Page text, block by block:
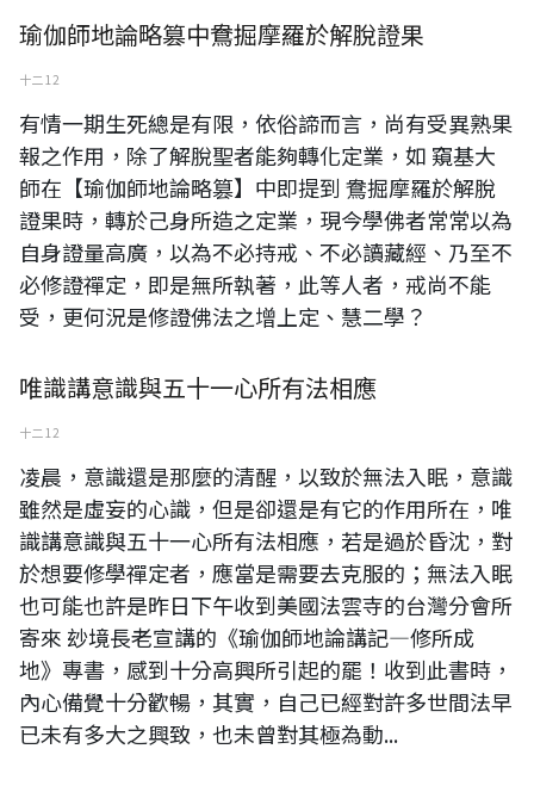
瑜伽師地論略篡中鴦掘摩羅於解脫證果
十二 12
有情一期生死總是有限，依俗諦而言，尚有受異熟果
報之作用，除了解脫聖者能夠轉化定業，如 窺基大
師在【瑜伽師地論略篡】中即提到 鴦掘摩羅於解脫
證果時，轉於己身所造之定業，現今學佛者常常以為
自身證量高廣，以為不必持戒、不必讀藏經、乃至不
必修證禪定，即是無所執著，此等人者，戒尚不能
受，更何況是修證佛法之增上定、慧二學？
唯識講意識與五十一心所有法相應
十二 12
凌晨，意識還是那麼的清醒，以致於無法入眠，意識
雖然是虛妄的心識，但是卻還是有它的作用所在，唯
識講意識與五十一心所有法相應，若是過於昏沈，對
於想要修學禪定者，應當是需要去克服的；無法入眠
也可能也許是昨日下午收到美國法雲寺的台灣分會所
寄來 玅境長老宣講的《瑜伽師地論講記—修所成
地》專書，感到十分高興所引起的罷！收到此書時，
內心備覺十分歡暢，其實，自己已經對許多世間法早
已未有多大之興致，也未曾對其極為動...